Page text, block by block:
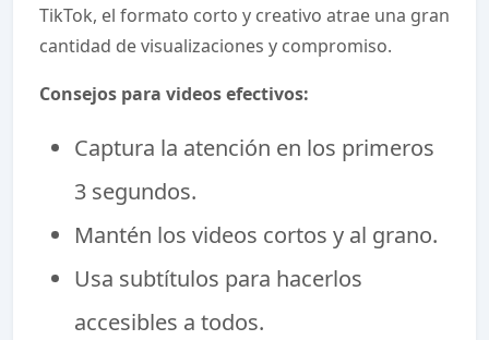
TikTok, el formato corto y creativo atrae una gran
cantidad de visualizaciones y compromiso.
Consejos para videos efectivos:
Captura la atención en los primeros
3 segundos.
Mantén los videos cortos y al grano.
Usa subtítulos para hacerlos
accesibles a todos.